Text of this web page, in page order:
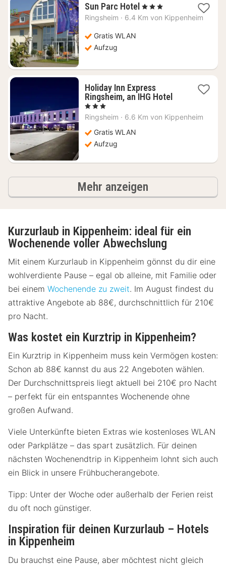
Sun Parc Hotel 1
Nacht
, 3 Sterne
Ringsheim · 6.4 Km von Kippenheim
Gratis WLAN
Aufzug
Holiday Inn Express
Ringsheim, an IHG Hotel1
ab
104
, 3 Sterne
Ringsheim · 6.6 Km von Kippenheim
Gratis WLAN
Aufzug
Mehr anzeigen
Kurzurlaub in Kippenheim: ideal für ein
Wochenende voller Abwechslung
Mit einem Kurzurlaub in Kippenheim gönnst du dir eine
wohlverdiente Pause – egal ob alleine, mit Familie oder
bei einem Wochenende zu zweit. Im August findest du
attraktive Angebote ab 88€, durchschnittlich für 210€
pro Nacht.
Was kostet ein Kurztrip in Kippenheim?
Ein Kurztrip in Kippenheim muss kein Vermögen kosten:
Schon ab 88€ kannst du aus 22 Angeboten wählen.
Der Durchschnittspreis liegt aktuell bei 210€ pro Nacht
– perfekt für ein entspanntes Wochenende ohne
großen Aufwand.
Viele Unterkünfte bieten Extras wie kostenloses WLAN
oder Parkplätze – das spart zusätzlich. Für deinen
nächsten Wochenendtrip in Kippenheim lohnt sich auch
ein Blick in unsere Frühbucherangebote.
Tipp: Unter der Woche oder außerhalb der Ferien reist
du oft noch günstiger.
Inspiration für deinen Kurzurlaub – Hotels
in Kippenheim
Du brauchst eine Pause, aber möchtest nicht gleich